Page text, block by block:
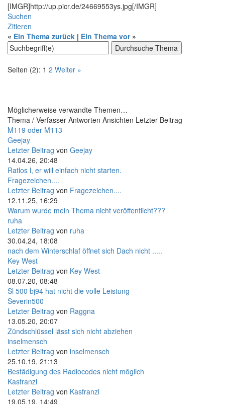
[IMGR]http://up.picr.de/24669553ys.jpg[/IMGR]
Suchen
Zitieren
« Ein Thema zurück | Ein Thema vor»
Seiten (2): 1 2 Weiter »
Möglicherweise verwandte Themen…
Thema / Verfasser Antworten Ansichten Letzter Beitrag
M119 oder M113
Geejay
Letzter Beitrag von Geejay
14.04.26, 20:48
Ratlos l, er will einfach nicht starten.
Fragezeichen....
Letzter Beitrag von Fragezeichen....
12.11.25, 16:29
Warum wurde mein Thema nicht veröffentlicht???
ruha
Letzter Beitrag von ruha
30.04.24, 18:08
nach dem Winterschlaf öffnet sich Dach nicht .....
Key West
Letzter Beitrag von Key West
08.07.20, 08:48
Sl 500 bj94 hat nicht die volle Leistung
Severin500
Letzter Beitrag von Raggna
13.05.20, 20:07
Zündschlüssel lässt sich nicht abziehen
inselmensch
Letzter Beitrag von inselmensch
25.10.19, 21:13
Bestädigung des Radiocodes nicht möglich
Kasfranzl
Letzter Beitrag von Kasfranzl
19.05.19, 14:49